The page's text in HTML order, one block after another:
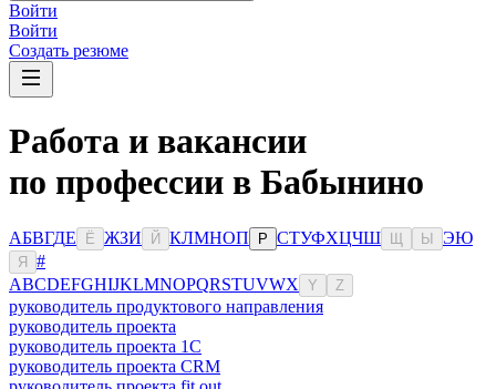
Войти
Войти
Создать резюме
Работа и вакансии
по профессии в Бабынино
АБВГДЕ Ё ЖЗИ Й КЛМНОП Р СТУФХЦЧШ Ы ЭЮ
Я
#
ABCDEFGHIJKLMNOPQRSTUVWX Y Z
руководитель продуктового направления
руководитель проекта
руководитель проекта 1C
руководитель проекта CRM